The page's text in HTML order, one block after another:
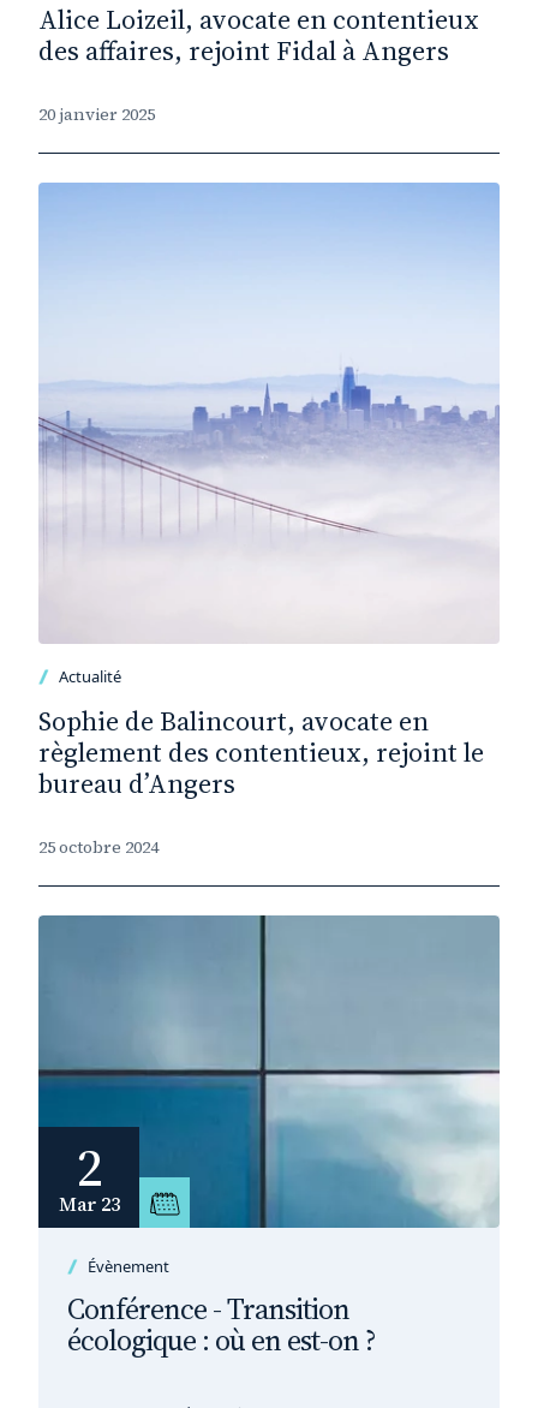
Alice Loizeil, avocate en contentieux
des affaires, rejoint Fidal à Angers
20 janvier 2025
Actualité
Sophie de Balincourt, avocate en
règlement des contentieux, rejoint le
bureau d’Angers
25 octobre 2024
2
Mar 23
Évènement
Conférence - Transition
écologique : où en est-on ?